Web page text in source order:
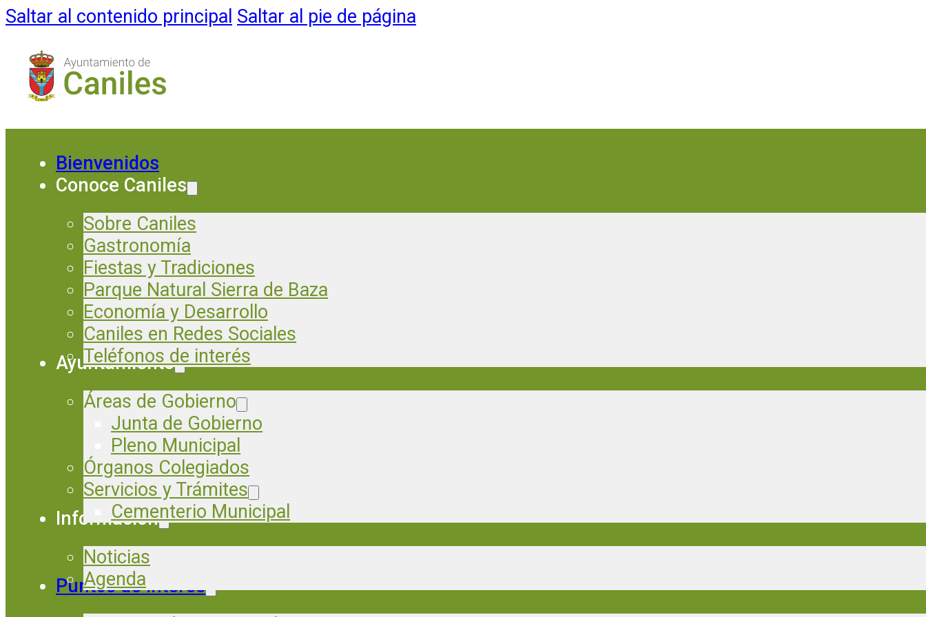
Saltar al contenido principal Saltar al pie de página
Bienvenidos
Conoce Caniles
Sobre Caniles
Gastronomía
Fiestas y Tradiciones
Parque Natural Sierra de Baza
Economía y Desarrollo
Caniles en Redes Sociales
Teléfonos de interés
Ayuntamiento
Áreas de Gobierno
Junta de Gobierno
Pleno Municipal
Órganos Colegiados
Servicios y Trámites
Cementerio Municipal
Información
Noticias
Agenda
Puntos de Interés